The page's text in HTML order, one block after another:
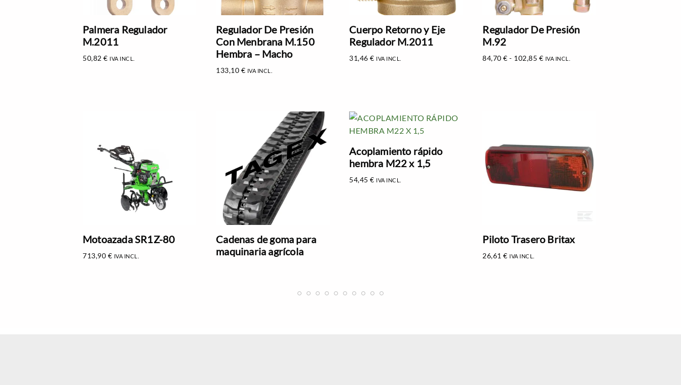
Palmera Regulador
M.2011
50,82 € IVA INCL.
Regulador De Presión
Con Menbrana M.150
Hembra – Macho
133,10 € IVA INCL.
Cuerpo Retorno y Eje
Regulador M.2011
31,46€ IVA INCL.
Regulador De Presión
M.92
84,70€ - 102,85 € IVA INCL.
Motoazada SR1Z-80
713,90 € IVA INCL.
Cadenas de goma para
maquinaria agrícola
Acoplamiento rápido
hembra M22 x 1,5
54,45€ IVA INCL.
Piloto Trasero Britax
26,61€ IVA INCL.